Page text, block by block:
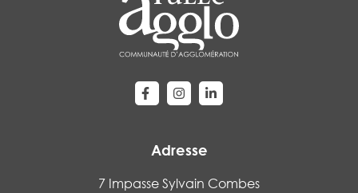
Lien vers le compte Facebook
Lien vers le compte Instagram
Lien vers le compte
Adresse
7 Impasse Sylvain Combes